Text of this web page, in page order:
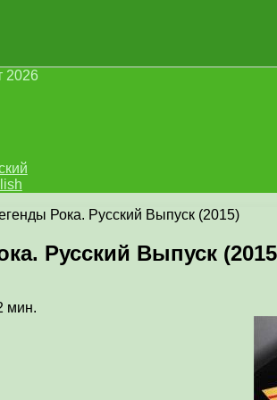
2026
Рока. Русский Выпуск (2015)
Русский Выпуск
мин.